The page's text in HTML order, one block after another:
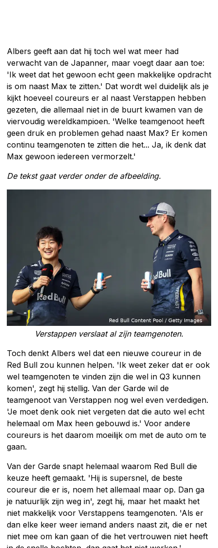
Albers geeft aan dat hij toch wel wat meer had
verwacht van de Japanner, maar voegt daar aan toe:
'Ik weet dat het gewoon echt geen makkelijke opdracht
is om naast Max te zitten.' Dat wordt wel duidelijk als je
kijkt hoeveel coureurs er al naast Verstappen hebben
gezeten, die allemaal niet in de buurt kwamen van de
viervoudig wereldkampioen. 'Welke teamgenoot heeft
geen druk en problemen gehad naast Max? Er komen
continu teamgenoten te zitten die het... Ja, ik denk dat
Max gewoon iedereen vermorzelt.'
De tekst gaat verder onder de afbeelding.
Verstappen verslaat al zijn teamgenoten.
Toch denkt Albers wel dat een nieuwe coureur in de
Red Bull zou kunnen helpen. 'Ik weet zeker dat er ook
wel teamgenoten te vinden zijn die wel in Q3 kunnen
komen', zegt hij stellig. Van der Garde wil de
teamgenoot van Verstappen nog wel even verdedigen.
'Je moet denk ook niet vergeten dat die auto wel echt
helemaal om Max heen gebouwd is.' Voor andere
coureurs is het daarom moeilijk om met de auto om te
gaan.
Van der Garde snapt helemaal waarom Red Bull die
keuze heeft gemaakt. 'Hij is supersnel, de beste
coureur die er is, noem het allemaal maar op. Dan ga
je natuurlijk zijn weg in', zegt hij, maar het maakt het
niet makkelijk voor Verstappens teamgenoten. 'Als er
dan elke keer weer iemand anders naast zit, die er net
niet mee om kan gaan of die het vertrouwen niet heeft